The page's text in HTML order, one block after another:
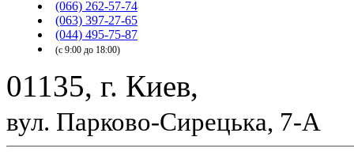
(066) 262-57-74
(063) 397-27-65
(044) 495-75-87
(с 9:00 до 18:00)
01135, г. Киев,
вул. Парково-Сирецька, 7-А